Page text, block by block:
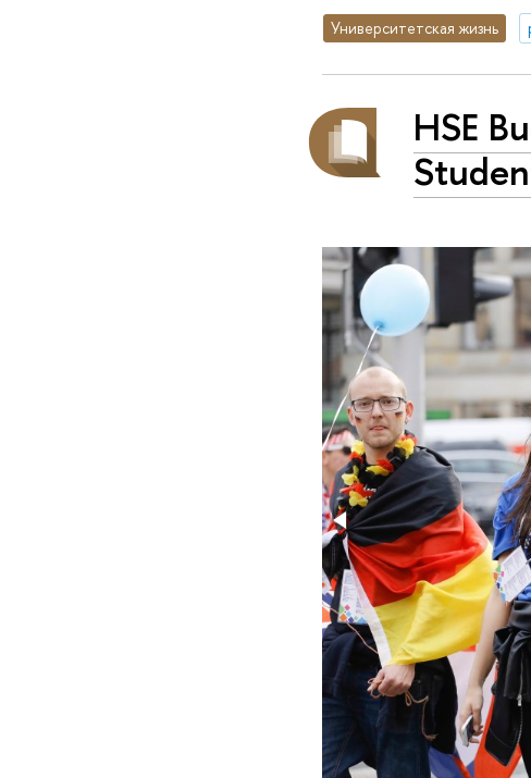
Университетская жизнь
HSE